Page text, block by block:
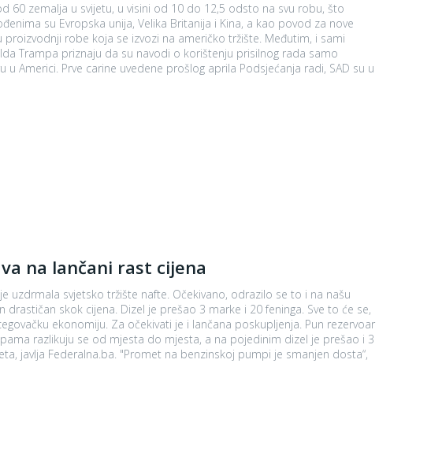
60 zemalja u svijetu, u visini od 10 do 12,5 odsto na svu robu, što
robe koja se izvozi na američko tržište. Međutim, i sami
Trampa priznaju da su navodi o korištenju prisilnog rada samo
Americi. Prve carine uvedene prošlog aprila Podsjećanja radi, SAD su u
na lančani rast cijena
uzdrmala svjetsko tržište nafte. Očekivano, odrazilo se to i na našu
skok cijena. Dizel je prešao 3 marke i 20 feninga. Sve to će se,
ekonomiju. Za očekivati je i lančana poskupljenja. Pun rezervoar
razlikuju se od mjesta do mjesta, a na pojedinim dizel je prešao i 3
pumpi je smanjen dosta“,